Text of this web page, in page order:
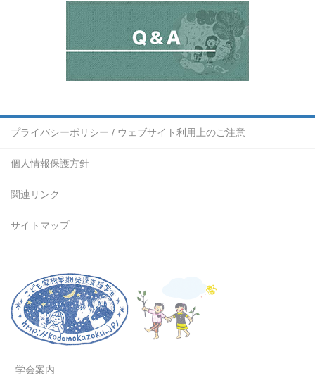
プライバシーポリシー / ウェブサイト利用上のご注意
個人情報保護方針
関連リンク
サイトマップ
学会案内